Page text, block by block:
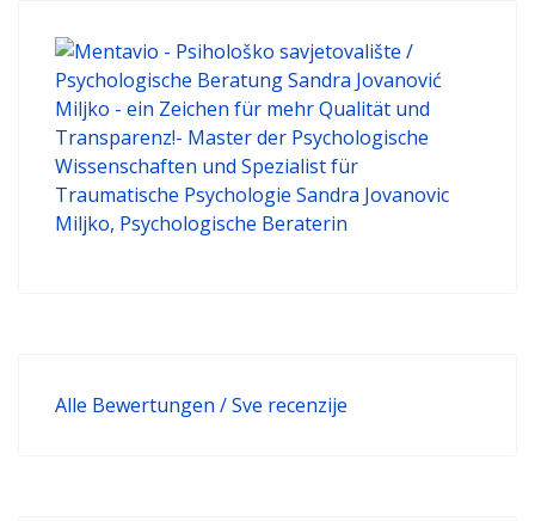
Alle Bewertungen / Sve recenzije